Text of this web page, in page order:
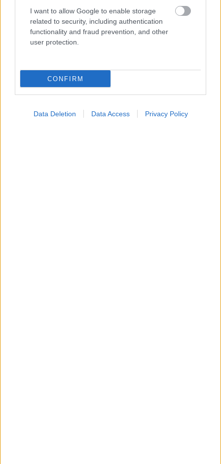
I want to allow Google to enable storage
related to security, including authentication
functionality and fraud prevention, and other
user protection.
CONFIRM
Data Deletion Data Access Privacy Policy